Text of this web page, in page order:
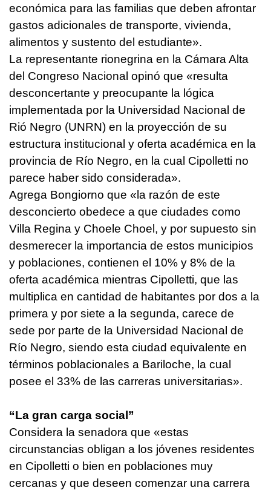
económica para las familias que deben afrontar
gastos adicionales de transporte, vivienda,
alimentos y sustento del estudiante».
La representante rionegrina en la Cámara Alta
del Congreso Nacional opinó que «resulta
desconcertante y preocupante la lógica
implementada por la Universidad Nacional de
Rió Negro (UNRN) en la proyección de su
estructura institucional y oferta académica en la
provincia de Río Negro, en la cual Cipolletti no
parece haber sido considerada».
Agrega Bongiorno que «la razón de este
desconcierto obedece a que ciudades como
Villa Regina y Choele Choel, y por supuesto sin
desmerecer la importancia de estos municipios
y poblaciones, contienen el 10% y 8% de la
oferta académica mientras Cipolletti, que las
multiplica en cantidad de habitantes por dos a la
primera y por siete a la segunda, carece de
sede por parte de la Universidad Nacional de
Río Negro, siendo esta ciudad equivalente en
términos poblacionales a Bariloche, la cual
posee el 33% de las carreras universitarias».
“La gran carga social”
Considera la senadora que «estas
circunstancias obligan a los jóvenes residentes
en Cipolletti o bien en poblaciones muy
cercanas y que deseen comenzar una carrera